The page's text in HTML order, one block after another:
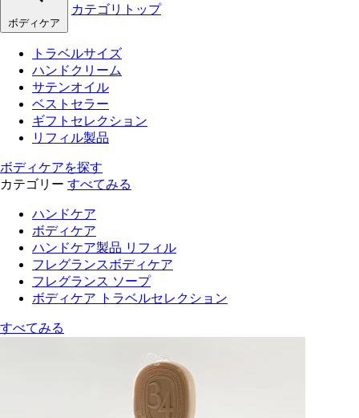
ボディケア
カテゴリトップ
トラベルサイズ
ハンドクリーム
サテンオイル
ベストセラー
ギフトセレクション
リフィル製品
ボディケアを探す
カテゴリー すべてみる
ハンドケア
ボディケア
ハンドケア製品 リフィル
フレグランスボディケア
フレグランス ソープ
ボディケア トラベルセレクション
すべてみる